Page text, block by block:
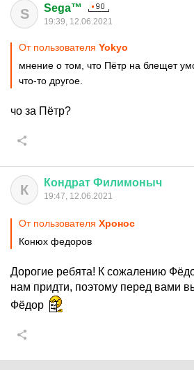
S Sega™
19:39, 12.06.2021
От пользователя Yokyo
мнение о том, что Пётр на блещет
что-то другое.
чо за Пётр?
К Кондрат Филимоныч
19:47, 12.06.2021
От пользователя Хронос
Конюх федоров
Дорогие ребята! К сожалению
нам придти, поэтому перед вами
Фёдор